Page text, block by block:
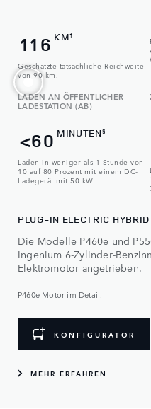
116 KM†
Geschätzte tatsächliche Reichweite
von 90 km.
LADEN AN ÖFFENTLICHER
LADESTATION (AB)
<60 MINUTEN§
Laden in weniger als 1 Stunde von
10 auf 80 Prozent mit einem DC-
Ladegerät mit 50 kW.
PLUG-IN ELECTRIC HYBRID
Die Modelle P460e und
Ingenium 6-Zylinder-
Elektromotor angetrieben.​
P460e Motor im Detail.
KONFIGURATOR
MEHR ERFAHREN